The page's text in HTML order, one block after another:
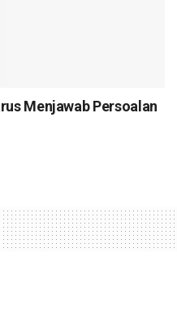
Menjawab Persoalan